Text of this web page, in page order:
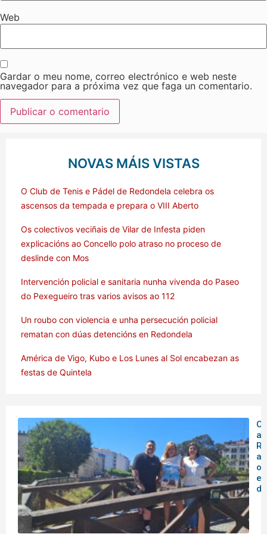
Web
Gardar o meu nome, correo electrónico e web neste
navegador para a próxima vez que faga un comentario.
NOVAS MÁIS VISTAS
O Club de Tenis e Pádel de Redondela celebra os
ascensos da tempada e prepara o VIII Aberto
Os colectivos veciñais de Vilar de Infesta piden
explicacións ao Concello polo atraso no proceso de
deslinde con Mos
Intervención policial e sanitaria nunha vivenda do Paseo
do Pexegueiro tras varios avisos ao 112
Un roubo con violencia e unha persecución policial
rematan con dúas detencións en Redondela
América de Vigo, Kubo e Los Lunes al Sol encabezan as
festas de Quintela
O
o